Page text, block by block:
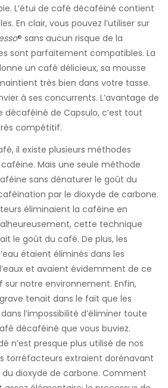
L’étui de café décaféiné contient
En clair, vous pouvez l’utiliser sur
® sans aucun risque de la
sont parfaitement compatibles. La
un café délicieux, sa mousse
très bien dans votre tasse.
à ses concurrents. L’avantage de
de Capsulo, c’est tout
compétitif.
il existe plusieurs méthodes
Mais une seule méthode
sans dénaturer le goût du
par le dioxyde de carbone.
éliminaient la caféine en
cette technique
le goût du café. De plus, les
étaient éliminés dans les
et avaient évidemment de ce
notre environnement. Enfin,
tenait dans le fait que les
l’impossibilité d’éliminer toute
décaféiné que vous buviez.
n’est presque plus utilisé de nos
torréfacteurs extraient dorénavant
dioxyde de carbone. Comment